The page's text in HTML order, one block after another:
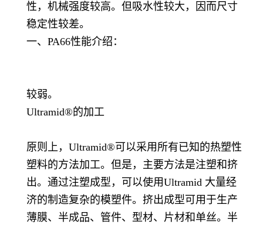
性，机械强度较高。但吸水性较大，因而尺寸
稳定性较差。
一、PA66性能介绍：
较弱。
Ultramid®的加工
原则上，Ultramid®可以采用所有已知的热塑性
塑料的方法加工。但是，主要方法是注塑和挤
出。通过注塑成型，可以使用Ultramid 大量经
济的制造复杂的模塑件。挤出成型可用于生产
薄膜、半成品、管件、型材、片材和单丝。半